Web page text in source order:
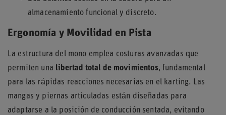
almacenamiento funcional y discreto.
Ergonomía y Movilidad en Pista
La estructura del mono emplea costuras avanzadas que
permiten una libertad total de movimientos, fundamental
para las rápidas reacciones necesarias en el karting. Las
mangas y piernas articuladas están diseñadas para
adaptarse a la posición de conducción sentada, evitando